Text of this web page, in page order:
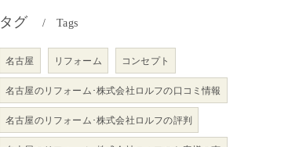
タグ Tags
名古屋 リフォーム コンセプト
名古屋のリフォーム･株式会社ロルフの口コミ情報
名古屋のリフォーム･株式会社ロルフの評判